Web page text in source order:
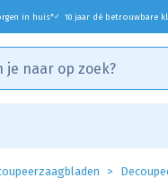
in huis*✓ 10 jaar dé betrouwbare